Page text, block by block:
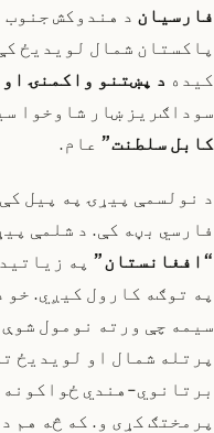
فارسیان د هندوکش
پاکستان شمال لویدیځ
کیده د پښتنو واکمنۍ
سوداګریز ښار شاوخوا
کابل سلطنت” عام.
د نولسمې پیړۍ په پیل
فارسي بڼه کې. د شلمې
“افغانستان” په
په توګه کارول کیږي.
سیمه چې ورته نومول
پرتله شمال او لویدیځ
برتانوي-هندي
پرمختګ کړی و. که څه هم